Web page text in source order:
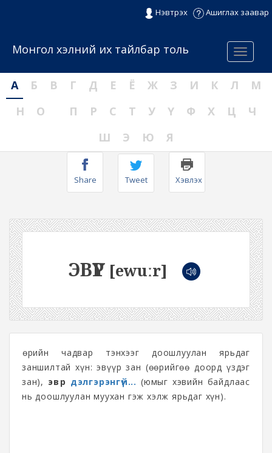
Нэвтрэх Ашиглах заавар
Menu
Монгол хэлний их тайлбар толь
А Б В Г Д Е Ё Ж З И К Л
М
Н
О П Р С Т У Ү Ф Х Ц
Ч
Ш
Э Ю Я
Share Tweet Хэвлэх
ЭВҮҮР [ewuːr]
Өөрийн чадвар тэнхээг доошлуулан ярьдаг
заншилтай хүн: эвүүр зан (өөрийгөө доорд үздэг
зан), эвүүр дэлгэрэнгүй... (юмыг хэвийн байдлаас
нь доошлуулан муухан гэж хэлж ярьдаг хүн).